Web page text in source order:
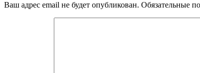
Ваш адрес email не будет опубликован. Обязательные